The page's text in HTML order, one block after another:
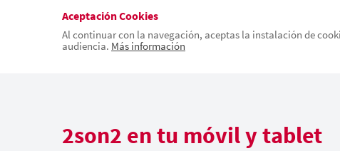
Aceptación Cookies
Al continuar con la navegación, aceptas la instalación de
audiencia. Más información
2son2 en tu móvil y tablet